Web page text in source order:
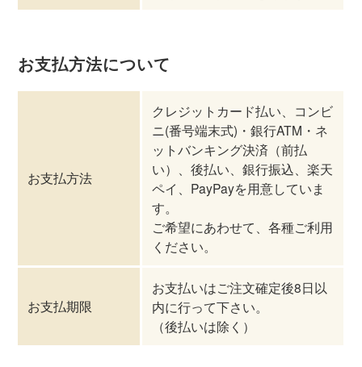
お支払方法について
お支払方法
クレジットカード払い、コンビ
ニ(番号端末式)・銀行ATM・ネ
ットバンキング決済（前払
い）、後払い、銀行振込、楽天
ペイ、PayPayを用意していま
す。
ご希望にあわせて、各種ご利用
ください。
お支払期限
お支払いはご注文確定後8日以
内に行って下さい。
（後払いは除く）